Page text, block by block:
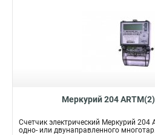
Меркурий 204
Счетчик электрический Меркурий 204
одно- или двунаправленного